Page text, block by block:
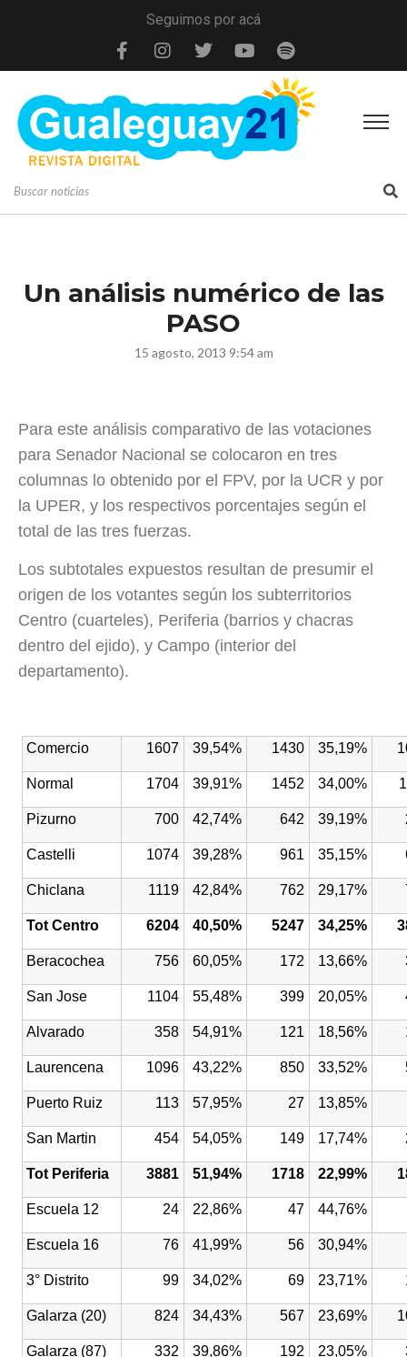
Seguimos por acá
Un análisis numérico de las
PASO
15 agosto, 2013 9:54 am
Para este análisis comparativo de las votaciones
para Senador Nacional se colocaron en tres
columnas lo obtenido por el FPV, por la UCR y por
la UPER, y los respectivos porcentajes según el
total de las tres fuerzas.
Los subtotales expuestos resultan de presumir el
origen de los votantes según los subterritorios
Centro (cuarteles), Periferia (barrios y chacras
dentro del ejido), y Campo (interior del
departamento).
Comercio 1607 39,54% 1430 35,19%
Normal 1704 39,91% 1452 34,00%
Pizurno 700 42,74% 642 39,19%
Castelli 1074 39,28% 961 35,15%
Chiclana 1119 42,84% 762 29,17%
Tot Centro 6204 40,50% 5247 34,25%
Beracochea 756 60,05% 172 13,66%
San Jose 1104 55,48% 399 20,05%
Alvarado 358 54,91% 121 18,56%
Laurencena 1096 43,22% 850 33,52%
Puerto Ruiz 113 57,95% 27 13,85%
San Martin 454 54,05% 149 17,74%
Tot Periferia 3881 51,94% 1718 22,99%
Escuela 12 24 22,86% 47 44,76%
Escuela 16 76 41,99% 56 30,94%
3° Distrito 99 34,02% 69 23,71%
Galarza (20) 824 34,43% 567 23,69%
Galarza (87) 332 39,86% 192 23,05%